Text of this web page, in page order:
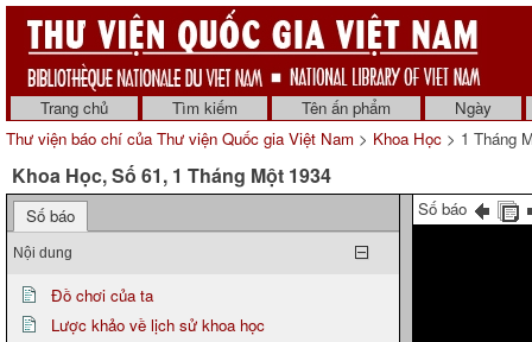
Trang chủ Tìm kiếm Tên ấn phẩm Ngày
Thư viện báo chí của Thư viện Quốc gia Việt Nam > Khoa Học > 1 Tháng
Khoa Học, Số 61, 1 Tháng Một 1934
Số báo
Nội dung
Đồ chơi của ta
Lược khảo về lịch sử khoa học
Số báo